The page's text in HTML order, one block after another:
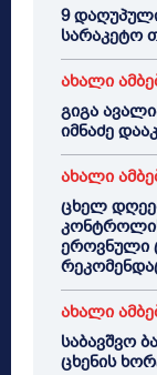
9
სარაკეტო
ახალი
გიგა
იმნაძე
ახალი
ცხელ
ეროვნული
ახალი
საბავშვო
ცხენის